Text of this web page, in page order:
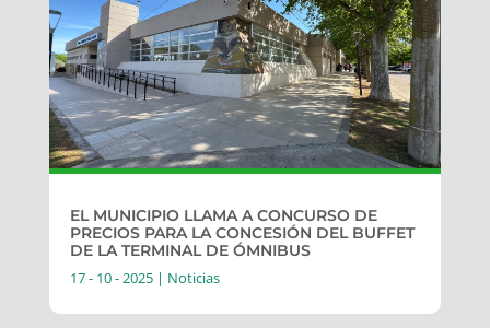
EL MUNICIPIO LLAMA A CONCURSO DE
PRECIOS PARA LA CONCESIÓN DEL BUFFET
DE LA TERMINAL DE ÓMNIBUS
17 - 10 - 2025| Noticias